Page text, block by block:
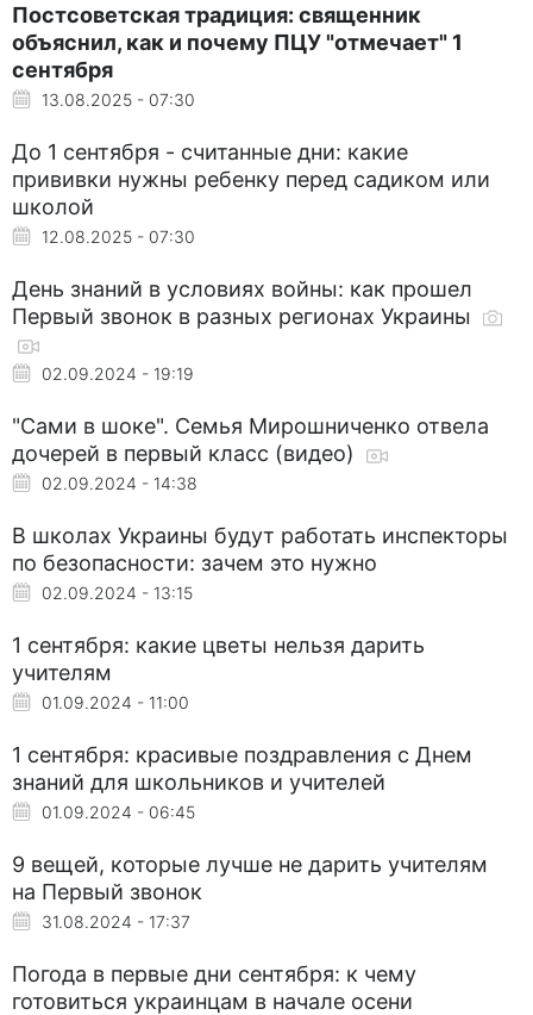
Постсоветская традиция: священник
объяснил, как и почему ПЦУ "отмечает" 1
сентября
13.08.2025 - 07:30
До 1 сентября - считанные дни: какие
прививки нужны ребенку перед садиком или
школой
12.08.2025 - 07:30
День знаний в условиях войны: как прошел
Первый звонок в разных регионах Украины
02.09.2024 - 19:19
"Сами в шоке". Семья Мирошниченко отвела
дочерей в первый класс (видео)
02.09.2024 - 14:38
В школах Украины будут работать инспекторы
по безопасности: зачем это нужно
02.09.2024 - 13:15
1 сентября: какие цветы нельзя дарить
учителям
01.09.2024 - 11:00
1 сентября: красивые поздравления с Днем
знаний для школьников и учителей
01.09.2024 - 06:45
9 вещей, которые лучше не дарить учителям
на Первый звонок
31.08.2024 - 17:37
Погода в первые дни сентября: к чему
готовиться украинцам в начале осени